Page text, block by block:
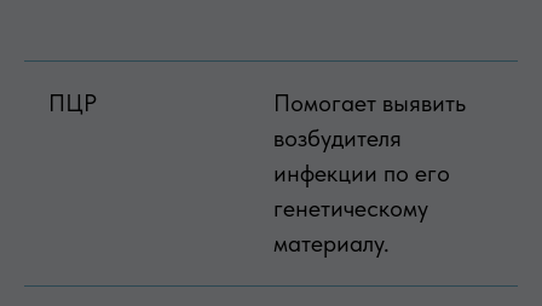
ПЦР
Помогает выявить
возбудителя
инфекции по его
генетическому
материалу.